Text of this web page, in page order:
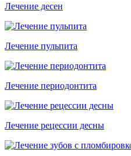
Лечение десен
Лечение пульпита
Лечение периодонтита
Лечение рецессии десны